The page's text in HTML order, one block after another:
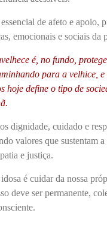
de afeto e apoio,
emocionais e sociais da
é, no fundo,
para a velhice,
hoje define o tipo de
dignidade, cuidado e
valores que sustentam
e justiça.
é cuidar da nossa
deve ser permanente,